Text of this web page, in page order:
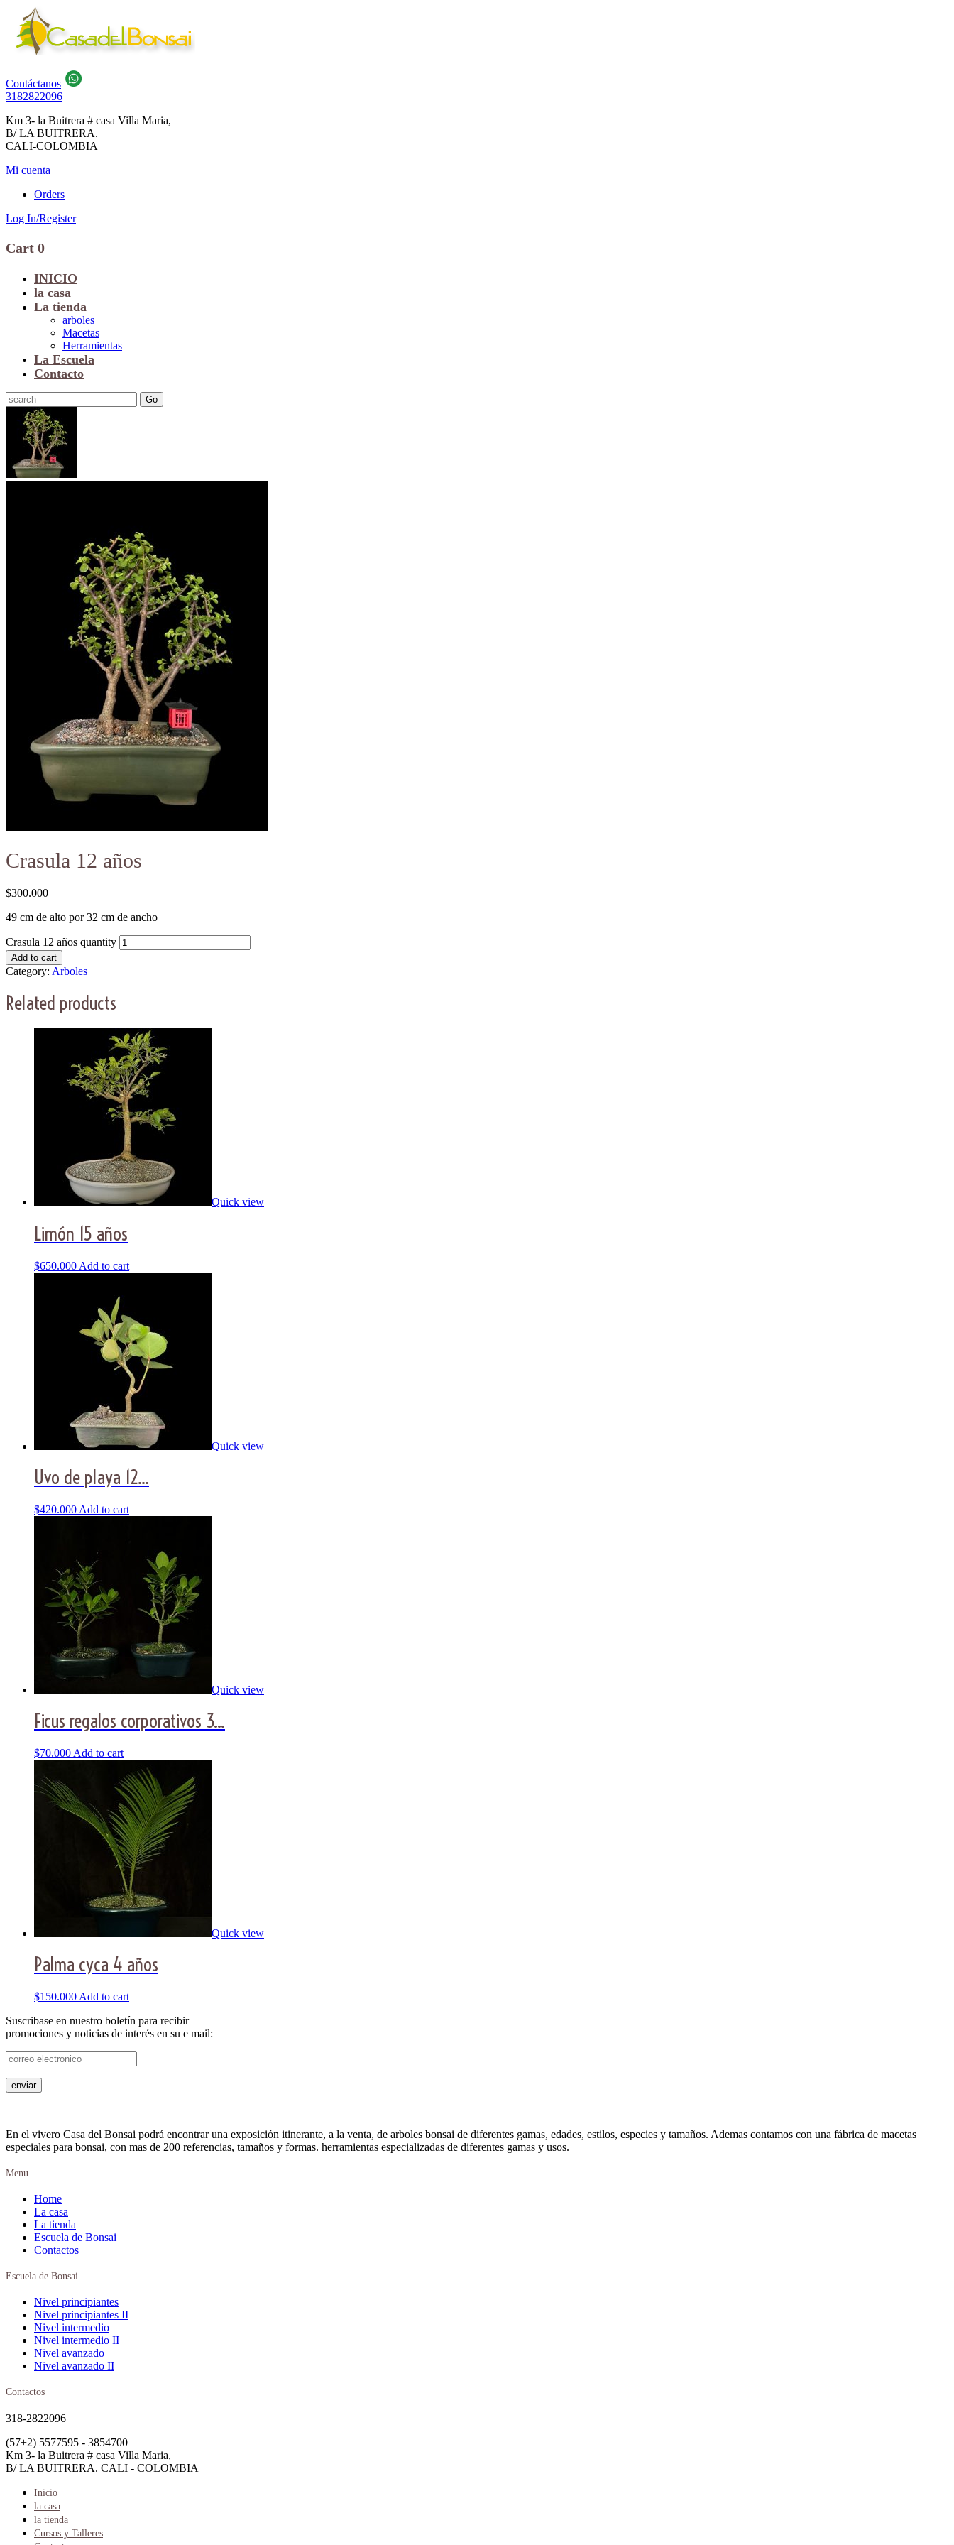
Contáctanos
3182822096
Km 3- la Buitrera # casa Villa Maria,
B/ LA BUITRERA.
CALI-COLOMBIA
Mi cuenta
Orders
Log In/Register
Cart 0
INICIO
la casa
La tienda
arboles
Macetas
Herramientas
La Escuela
Contacto
Crasula 12 años
$300.000
49 cm de alto por 32 cm de ancho
Crasula 12 años quantity
Add to cart
Category: Arboles
Related products
Quick view
Limón 15 años
$650.000 Add to cart
Quick view
Uvo de playa 12...
$420.000 Add to cart
Quick view
Ficus regalos corporativos 3...
$70.000 Add to cart
Quick view
Palma cyca 4 años
$150.000 Add to cart
Suscribase en nuestro boletín para recibir
promociones y noticias de interés en su e mail:
En el vivero Casa del Bonsai podrá encontrar una exposición itinerante, a la venta, de arboles bonsai de diferentes gamas, edades, estilos, especies y tamaños. Ademas contamos con una fábrica de macetas
especiales para bonsai, con mas de 200 referencias, tamaños y formas. herramientas especializadas de diferentes gamas y usos.
Menu
Home
La casa
La tienda
Escuela de Bonsai
Contactos
Escuela de Bonsai
Nivel principiantes
Nivel principiantes II
Nivel intermedio
Nivel intermedio II
Nivel avanzado
Nivel avanzado II
Contactos
318-2822096
(57+2) 5577595 - 3854700
Km 3- la Buitrera # casa Villa Maria,
B/ LA BUITRERA. CALI - COLOMBIA
Inicio
la casa
la tienda
Cursos y Talleres